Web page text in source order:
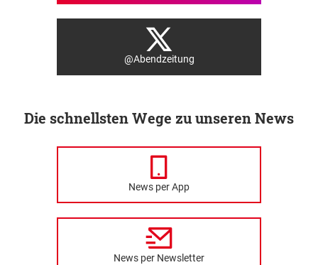
@Abendzeitung
Die schnellsten Wege zu unseren News
News per App
News per Newsletter